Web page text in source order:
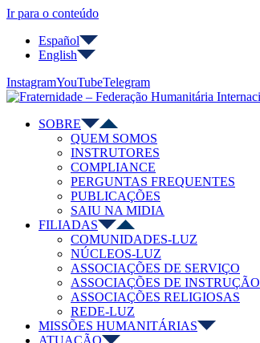
Ir para o conteúdo
Español
English
InstagramYouTubeTelegram
SOBRE
QUEM SOMOS
INSTRUTORES
COMPLIANCE
PERGUNTAS FREQUENTES
PUBLICAÇÕES
SAIU NA MIDIA
FILIADAS
COMUNIDADES-LUZ
NÚCLEOS-LUZ
ASSOCIAÇÕES DE SERVIÇO
ASSOCIAÇÕES DE INSTRUÇÃO
ASSOCIAÇÕES RELIGIOSAS
REDE-LUZ
MISSÕES HUMANITÁRIAS
ATUAÇÃO